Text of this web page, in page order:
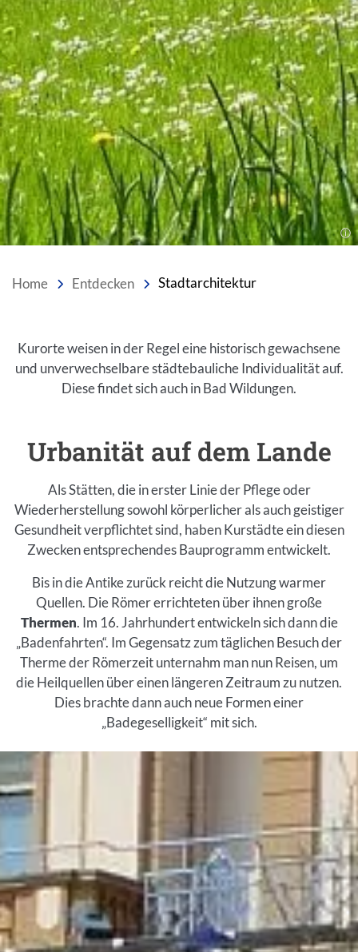
Home Entdecken Stadtarchitektur
Einleitung
Kurorte weisen in der Regel eine historisch gewachsene
und unverwechselbare städtebauliche Individualität auf.
Diese findet sich auch in Bad Wildungen.
Einleitung
Urbanität auf dem Lande
Als Stätten, die in erster Linie der Pflege oder
Wiederherstellung sowohl körperlicher als auch geistiger
Gesundheit verpflichtet sind, haben Kurstädte ein diesen
Zwecken entsprechendes Bauprogramm entwickelt.
Bis in die Antike zurück reicht die Nutzung warmer
Quellen. Die Römer errichteten über ihnen große
Thermen. Im 16. Jahrhundert entwickeln sich dann die
„Badenfahrten“. Im Gegensatz zum täglichen Besuch der
Therme der Römerzeit unternahm man nun Reisen, um
die Heilquellen über einen längeren Zeitraum zu nutzen.
Dies brachte dann auch neue Formen einer
„Badegeselligkeit“ mit sich.
Inhalt